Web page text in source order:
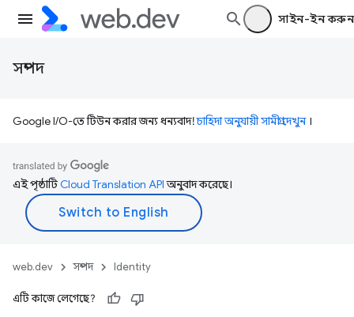
সাইন-ইন করুন
সম্পদ
Google I/O-তে টিউন করার জন্য ধন্যবাদ!চাহিদা অনুযায়ী সামগ্রী দেখুন।
এই পৃষ্ঠাটিCloud Translation APIঅনুবাদ করেছে।
web.dev সম্পদ Identity
এটি কাজে লেগেছে?